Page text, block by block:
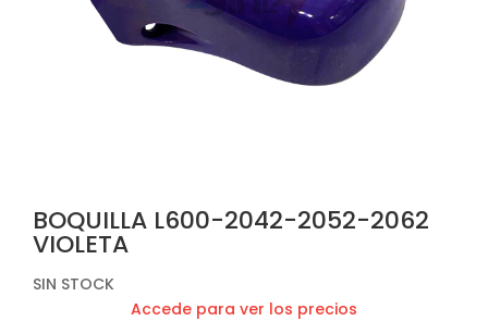
BOQUILLA L600-2042-2052-2062
VIOLETA
SIN STOCK
Accede para ver los precios